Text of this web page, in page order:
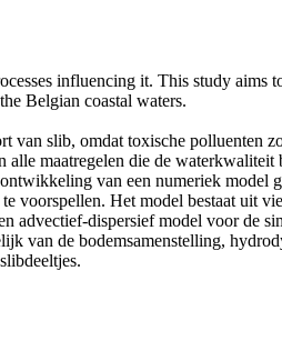
influencing it. This study aims
Belgian coastal waters.
slib, omdat toxische polluenten
maatregelen die de waterkwaliteit
van een numeriek model
voorspellen. Het model bestaat uit
advectief-dispersief model voor de
van de bodemsamenstelling,